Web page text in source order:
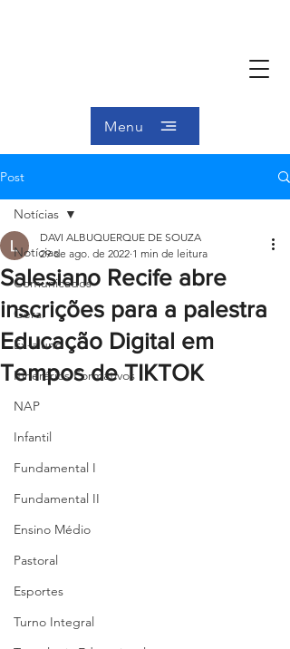
Menu
Post
Notícias
Comunicados
Geral
Ex-aluno
Itinerários Formativos
NAP
Infantil
Fundamental I
Fundamental II
Ensino Médio
Pastoral
Esportes
Turno Integral
Notícias
Salesiano Recife abre
inscrições para a palestra
Educação Digital em
Tempos de TIKTOK
DAVI ALBUQUERQUE DE SOUZA
29 de ago. de 2022 1 min de leitura